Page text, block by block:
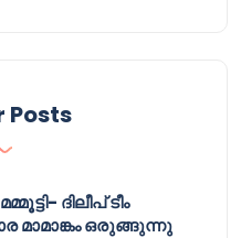
Posts
ദിലീപ് ടീം
മാമാങ്കം ഒരുങ്ങുന്നു